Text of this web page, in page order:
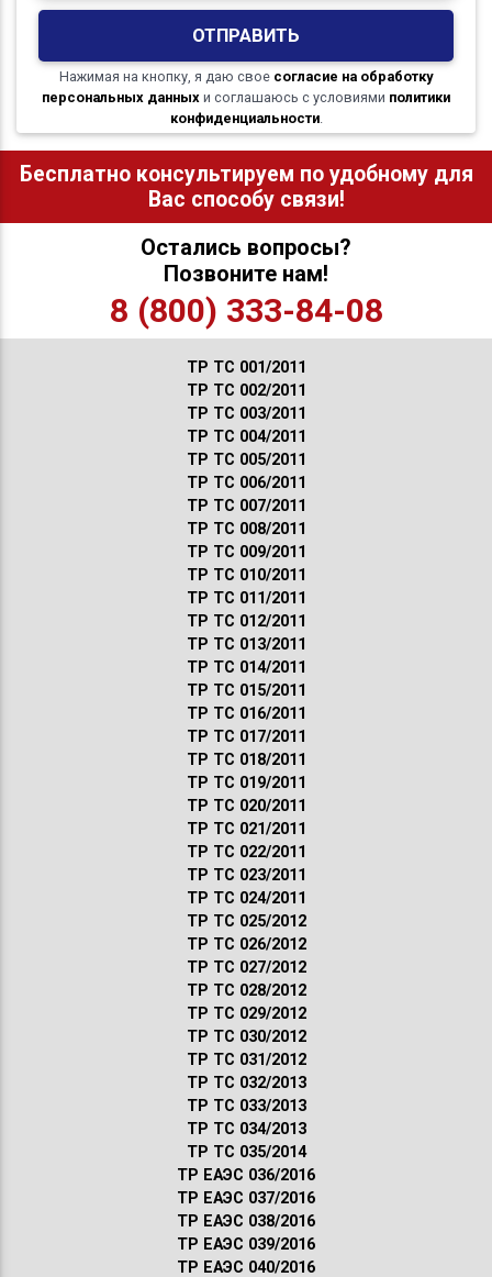
ОТПРАВИТЬ
Нажимая на кнопку, я даю свое согласие на обработку
персональных данных и соглашаюсь с условиями политики
конфиденциальности.
Бесплатно консультируем по удобному для
Вас способу связи!
Остались вопросы?
Позвоните нам!
8 (800) 333-84-08
ТР ТС 001/2011
ТР ТС 002/2011
ТР ТС 003/2011
ТР ТС 004/2011
ТР ТС 005/2011
ТР ТС 006/2011
ТР ТС 007/2011
ТР ТС 008/2011
ТР ТС 009/2011
ТР ТС 010/2011
ТР ТС 011/2011
ТР ТС 012/2011
ТР ТС 013/2011
ТР ТС 014/2011
ТР ТС 015/2011
ТР ТС 016/2011
ТР ТС 017/2011
ТР ТС 018/2011
ТР ТС 019/2011
ТР ТС 020/2011
ТР ТС 021/2011
ТР ТС 022/2011
ТР ТС 023/2011
ТР ТС 024/2011
ТР ТС 025/2012
ТР ТС 026/2012
ТР ТС 027/2012
ТР ТС 028/2012
ТР ТС 029/2012
ТР ТС 030/2012
ТР ТС 031/2012
ТР ТС 032/2013
ТР ТС 033/2013
ТР ТС 034/2013
ТР ТС 035/2014
ТР ЕАЭС 036/2016
ТР ЕАЭС 037/2016
ТР ЕАЭС 038/2016
ТР ЕАЭС 039/2016
ТР ЕАЭС 040/2016